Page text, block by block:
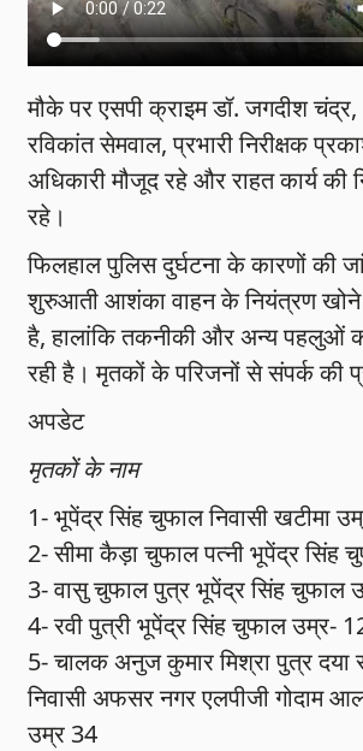
मौके पर एसपी क्राइम डॉ. जगदीश चंद्र,
रविकांत सेमवाल, प्रभारी निरीक्षक
अधिकारी मौजूद रहे और राहत कार्य की
रहे।
फिलहाल पुलिस दुर्घटना के कारणों की
शुरुआती आशंका वाहन के नियंत्रण खोने
है, हालांकि तकनीकी और अन्य पहलुओं
रही है। मृतकों के परिजनों से संपर्क की
अपडेट
मृतकों के नाम
1- भूपेंद्र सिंह चुफाल निवासी खटीमा
2- सीमा कैड़ा चुफाल पत्नी भूपेंद्र सिंह
3- वासु चुफाल पुत्र भूपेंद्र सिंह चुफाल
4- रवी पुत्री भूपेंद्र सिंह चुफाल उम्र-
5- चालक अनुज कुमार मिश्रा पुत्र दया
निवासी अफसर नगर एलपीजी गोदाम
उम्र 34